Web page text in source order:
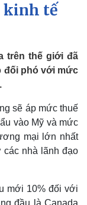
kinh tế
trên thế giới đã
đối phó với mức
sẽ áp mức thuế
vào Mỹ và mức
mại lớn nhất
các nhà lãnh đạo
mới 10% đối với
đầu là Canada